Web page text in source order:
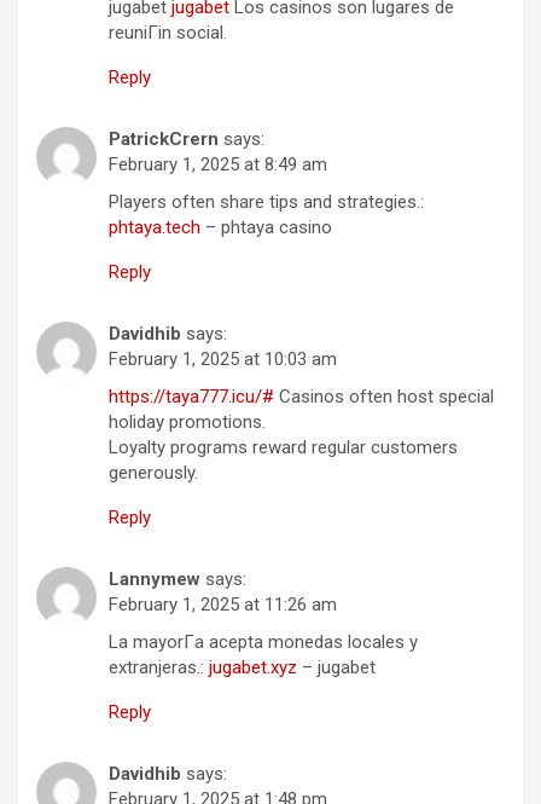
jugabet jugabet Los casinos son lugares de
reuniГіn social.
Reply
PatrickCrern says:
February 1, 2025 at 8:49 am
Players often share tips and strategies.:
phtaya.tech – phtaya casino
Reply
Davidhib says:
February 1, 2025 at 10:03 am
https://taya777.icu/# Casinos often host special
holiday promotions.
Loyalty programs reward regular customers
generously.
Reply
Lannymew says:
February 1, 2025 at 11:26 am
La mayorГ­a acepta monedas locales y
extranjeras.: jugabet.xyz – jugabet
Reply
Davidhib says:
February 1, 2025 at 1:48 pm